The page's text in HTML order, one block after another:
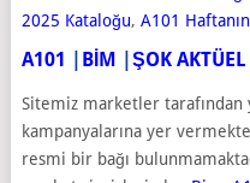
2025 Kataloğu, A101 Haftanın
A101 BİM ŞOK AKTÜEL
Sitemiz marketler tarafından
kampanyalarına yer
resmi bir bağı